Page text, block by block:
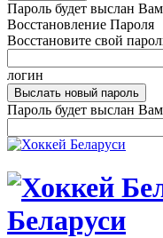
Пароль будет выслан
Восстановление Пароля
Восстановите свой
логин
Пароль будет выслан
Беларуси